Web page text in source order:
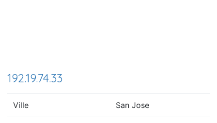
192.19.74.33
Ville San Jose